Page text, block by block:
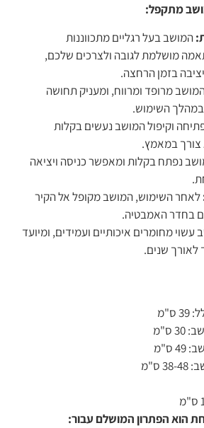
מתקפל:
המושב בעל רגליים מתכווננות
מושלמת לגובה ולצרכים שלכם,
בזמן הרחצה.
מרופד ומרווח, ומעניק תחושה
השימוש.
וקיפול המושב נעשים בקלות
צורך במאמץ.
נפתח בקלות ומאפשר כניסה ויציאה
לאחר השימוש, המושב מקופל אל הקיר
בחדר האמבטיה.
עשוי מחומרים איכותיים ועמידים, ומיועד
שנים.
ס"מ
ס"מ
ס"מ
ס"מ
הוא הפתרון המושלם עבור: